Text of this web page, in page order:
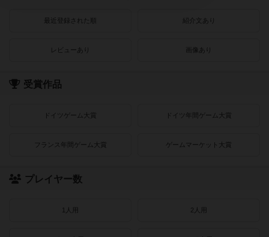
最近登録された順 紹介文あり
レビューあり 画像あり
受賞作品
ドイツゲーム大賞 ドイツ年間ゲーム大賞
フランス年間ゲーム大賞 ゲームマーケット大賞
プレイヤー数
1人用 2人用